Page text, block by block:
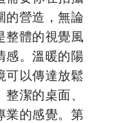
的營造，無論
整體的視覺風
感。溫暖的陽
可以傳達放鬆
潔的桌面、
業的感覺。第